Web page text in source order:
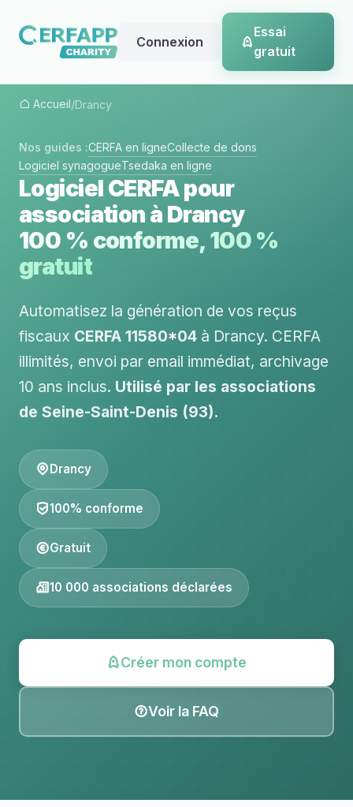
Connexion
Essai
gratuit
Accueil/Drancy
Nos guides :CERFA en ligneCollecte de dons
Logiciel synagogueTsedaka en ligne
Logiciel CERFA pour
association à Drancy
100 % conforme, 100 %
gratuit
Automatisez la génération de vos reçus
fiscaux CERFA 11580*04 à Drancy. CERFA
illimités, envoi par email immédiat, archivage
10 ans inclus. Utilisé par les associations
de Seine-Saint-Denis (93).
Drancy
100% conforme
Gratuit
10 000 associations déclarées
Créer mon compte
Voir la FAQ